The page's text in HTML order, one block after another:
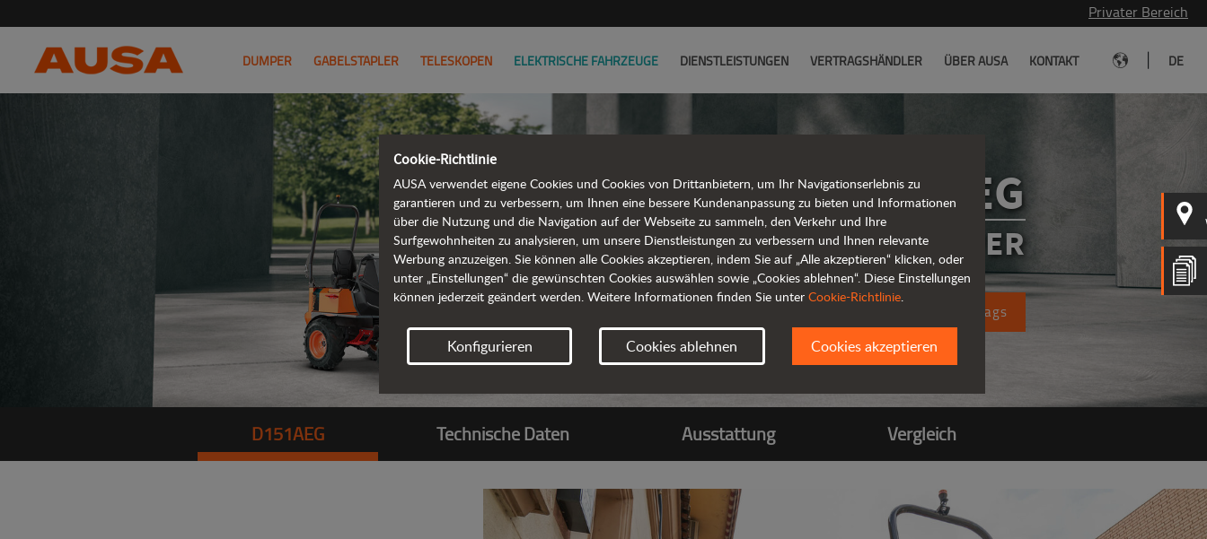
Privater Bereich
DUMPER GABELSTAPLER TELESKOPEN ELEKTRISCHE FAHRZEUGE DIENSTLEISTUNGEN VERTRAGSHÄNDLER ÜBER AUSA KONTAKT DE
D151AEG
KNICKGELENKTE DUMPER
Anforderung eines Kostenvoranschlags
D151AEG Technische Daten Ausstattung Vergleich
Cookie-Richtlinie
AUSA verwendet eigene Cookies und Cookies von Drittanbietern, um Ihr Navigationserlebnis zu
garantieren und zu verbessern, um Ihnen eine bessere Kundenanpassung zu bieten und Informationen
über die Nutzung und die Navigation auf der Webseite zu sammeln, den Verkehr und Ihre
Surfgewohnheiten zu analysieren, um unsere Dienstleistungen zu verbessern und Ihnen relevante
Werbung anzuzeigen. Sie können alle Cookies akzeptieren, indem Sie auf „Alle akzeptieren“ klicken, oder
unter „Einstellungen“ die gewünschten Cookies auswählen sowie „Cookies ablehnen“. Diese Einstellungen
können jederzeit geändert werden. Weitere Informationen finden Sie unter Cookie-Richtlinie.
Konfigurieren Cookies ablehnen Cookies akzeptieren